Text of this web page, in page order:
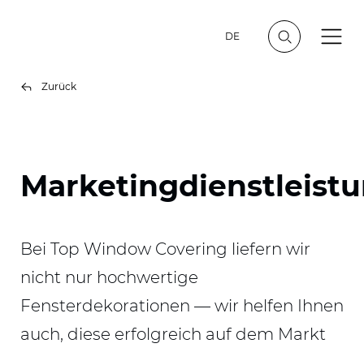
DE
Zurück
Bei Top Window Covering liefern wir
nicht nur hochwertige
Fensterdekorationen — wir helfen Ihnen
auch, diese erfolgreich auf dem Markt